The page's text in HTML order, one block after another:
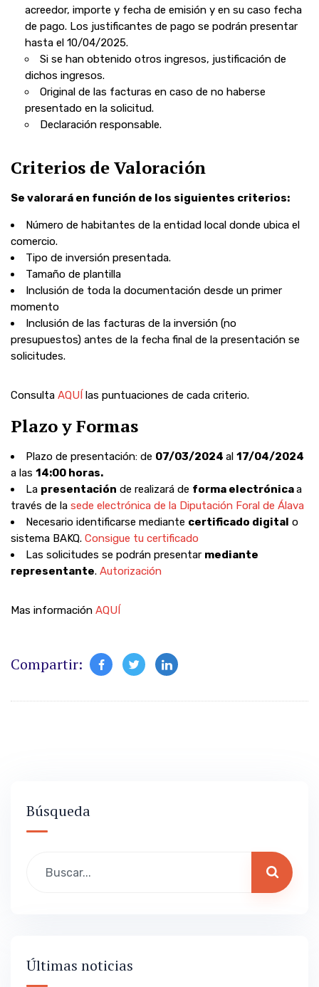
acreedor, importe y fecha de emisión y en su caso fecha
de pago. Los justificantes de pago se podrán presentar
hasta el 10/04/2025.
Si se han obtenido otros ingresos, justificación de
dichos ingresos.
Original de las facturas en caso de no haberse
presentado en la solicitud.
Declaración responsable.
Criterios de Valoración
Se valorará en función de los siguientes criterios:
Número de habitantes de la entidad local donde ubica el
comercio.
Tipo de inversión presentada.
Tamaño de plantilla
Inclusión de toda la documentación desde un primer
momento
Inclusión de las facturas de la inversión (no
presupuestos) antes de la fecha final de la presentación se
solicitudes.
Consulta AQUÍ las puntuaciones de cada criterio.
Plazo y Formas
Plazo de presentación: de 07/03/2024 al 17/04/2024
a las 14:00 horas.
La presentación de realizará de forma electrónicaa
través de la sede electrónica de la Diputación Foral de Álava
Necesario identificarse mediante certificado digital o
sistema BAKQ. Consigue tu certificado
Las solicitudes se podrán presentar mediante
representante. Autorización
Mas información AQUÍ
Compartir:
Búsqueda
Últimas noticias